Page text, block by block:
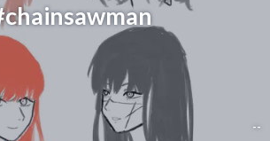
--